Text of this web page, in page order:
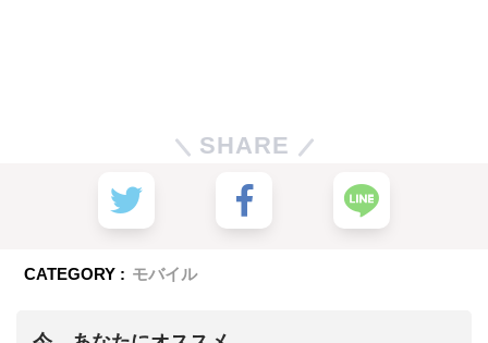
SHARE
CATEGORY : モバイル